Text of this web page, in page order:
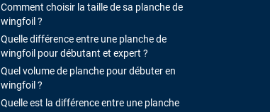
Comment choisir la taille de sa planche de
wingfoil ?
Quelle différence entre une planche de
wingfoil pour débutant et expert ?
Quel volume de planche pour débuter en
wingfoil ?
Quelle est la différence entre une planche